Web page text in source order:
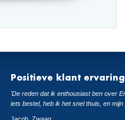
Positieve klant
'De reden dat ik enthousiast ben over
iets bestel, heb ik het snel thuis, en